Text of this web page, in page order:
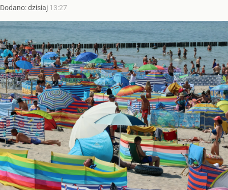
Dodano:dzisiaj 13:27